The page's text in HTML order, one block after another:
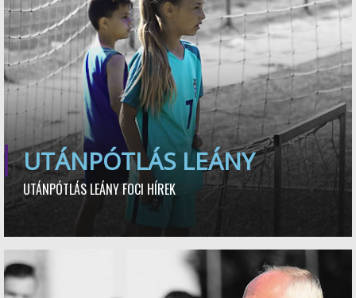
UTÁNPÓTLÁS LEÁNY
UTÁNPÓTLÁS LEÁNY FOCI HÍREK